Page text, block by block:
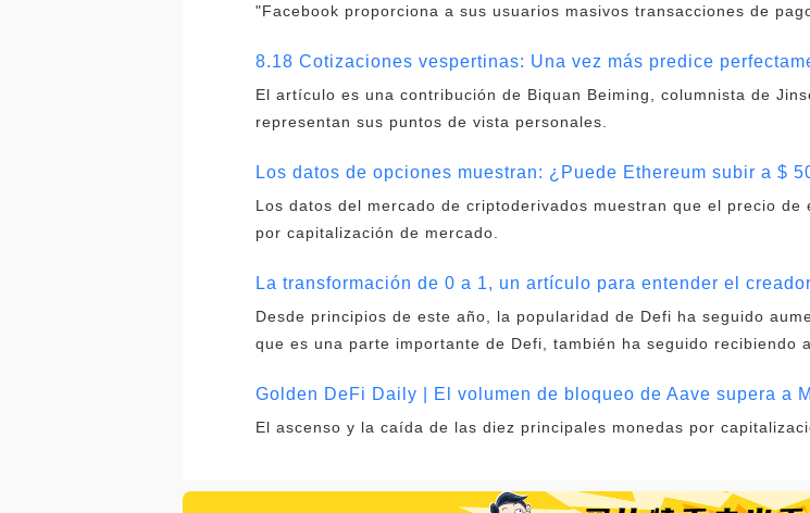
"Facebook proporciona a sus usuarios masivos transacciones de
8.18 Cotizaciones vespertinas: Una vez más predice
El artículo es una contribución de Biquan Beiming, columnista de
representan sus puntos de vista personales.
Los datos de opciones muestran: ¿Puede Ethereum subir a $
Los datos del mercado de criptoderivados muestran que el precio
por capitalización de mercado.
La transformación de 0 a 1, un artículo para entender el
Desde principios de este año, la popularidad de Defi ha seguido
que es una parte importante de Defi, también ha seguido recibiendo
Golden DeFi Daily | El volumen de bloqueo de Aave supera a
El ascenso y la caída de las diez principales monedas por